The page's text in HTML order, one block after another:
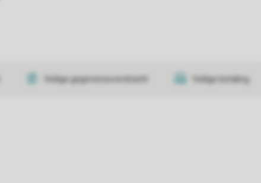
Veilige gegevensoverdracht Veilige betaling